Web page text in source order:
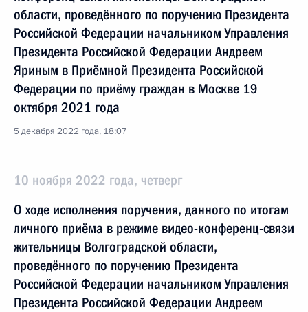
области, проведённого по поручению Президента
Российской Федерации начальником Управления
Президента Российской Федерации Андреем
Яриным в Приёмной Президента Российской
Федерации по приёму граждан в Москве 19
октября 2021 года
5 декабря 2022 года, 18:07
10 ноября 2022 года, четверг
О ходе исполнения поручения, данного по итогам
личного приёма в режиме видео-конференц-связи
жительницы Волгоградской области,
проведённого по поручению Президента
Российской Федерации начальником Управления
Президента Российской Федерации Андреем